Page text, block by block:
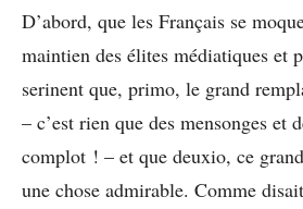
D’abord, que les Français se
maintien des élites médiatiques et
serinent que, primo, le grand
– c’est rien que des mensonges et
complot ! – et que deuxio, ce
une chose admirable. Comme